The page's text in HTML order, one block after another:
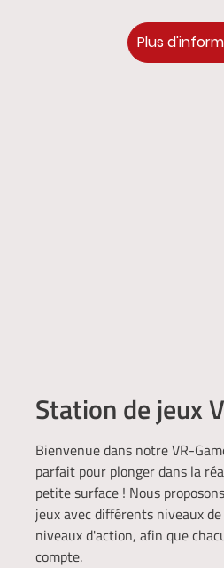
Plus
Station de jeux
Bienvenue dans notre VR-
parfait pour plonger dans la
petite surface ! Nous
jeux avec différents niveaux
niveaux d'action, afin que
compte.